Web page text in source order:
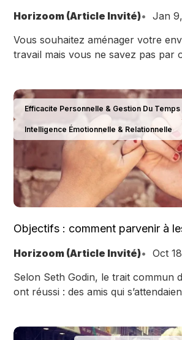
Horizoom (Article Invité)
Jan
Vous souhaitez aménager votre
travail mais vous ne savez pas par
Efficacite Personnelle & Gestion Du Temps
Intelligence Émotionnelle & Relationnelle
Objectifs : comment parvenir à
Horizoom (Article Invité)
Oct
Selon Seth Godin, le trait commun
ont réussi : des amis qui